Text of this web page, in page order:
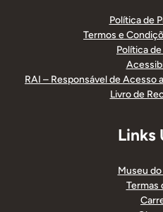
Política de
Termos e
Política
RAI – Responsável de
Livro de
Links
Museu
Termas